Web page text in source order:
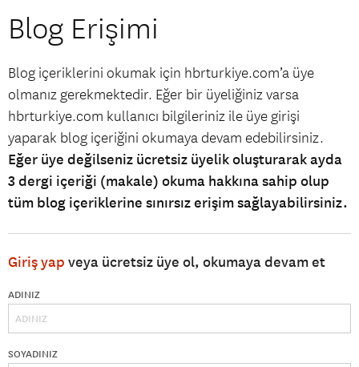
Blog Erişimi
Blog içeriklerini okumak için hbrturkiye.com’a üye
olmanız gerekmektedir. Eğer bir üyeliğiniz varsa
hbrturkiye.com kullanıcı bilgileriniz ile üye girişi
yaparak blog içeriğini okumaya devam edebilirsiniz.
Eğer üye değilseniz ücretsiz üyelik oluşturarak ayda
3 dergi içeriği (makale) okuma hakkına sahip olup
tüm blog içeriklerine sınırsız erişim sağlayabilirsiniz.
Giriş yap veya ücretsiz üye ol, okumaya devam et
ADINIZ
SOYADINIZ